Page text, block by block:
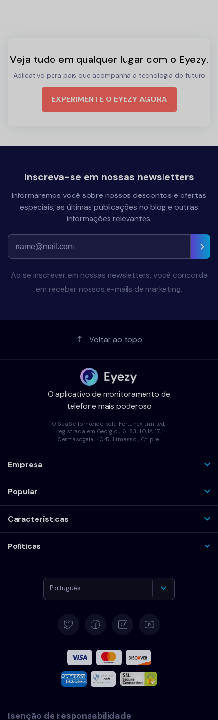
Veja tudo em qualquer lugar com o Eyezy.
Aplicativo para pais que acompanha a tecnologia do futuro
EXPERIMENTE O EYEZY AGORA
Inscreva-se em nossas newsletters
Informaremos você sobre nossos descontos e ofertas
especiais, as últimas publicações no blog e outras
informações relevantes.
Ao se inscrever em nossas newsletters, você concorda
em receber nossos e-mails de marketing.
Voltar ao topo
O aplicativo de monitoramento de
telefone mais poderoso
O SaaS é fornecido pela Fortunex Limited,
registrada em Georgiou A, 83, LOJA 17,
Germasogeia, 4047, Limassol, Chipre.
Empresa
Popular
Características
Políticas
Português
Francês
Italiano
Português
Isenção de responsabilidade